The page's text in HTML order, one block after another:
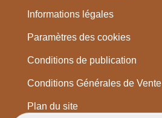
Informations légales
Paramètres des cookies
Conditions de publication
Conditions Générales de Vente
Plan du site